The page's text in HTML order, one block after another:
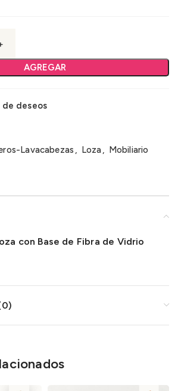
AGREGAR
deseos
Lavacabezas , Loza,
Mobiliario
con Base de Fibra de Vidrio